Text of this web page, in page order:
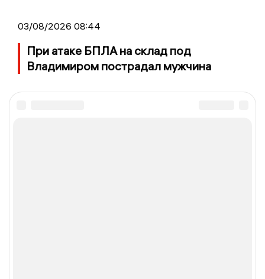
03/08/2026 08:44
При атаке БПЛА на склад под
Владимиром пострадал мужчина